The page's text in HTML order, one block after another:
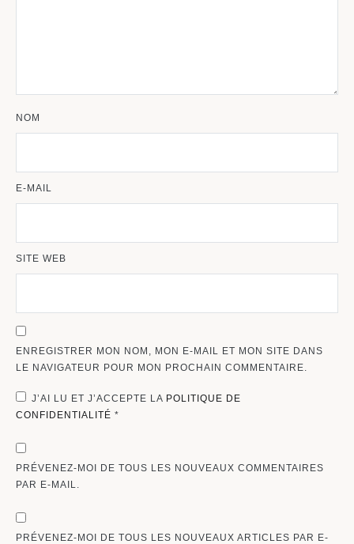
NOM
E-MAIL
SITE WEB
ENREGISTRER MON NOM, MON E-MAIL ET MON SITE DANS
LE NAVIGATEUR POUR MON PROCHAIN COMMENTAIRE.
J’AI LU ET J’ACCEPTE LA POLITIQUE DE
CONFIDENTIALITÉ *
PRÉVENEZ-MOI DE TOUS LES NOUVEAUX COMMENTAIRES
PAR E-MAIL.
PRÉVENEZ-MOI DE TOUS LES NOUVEAUX ARTICLES PAR E-